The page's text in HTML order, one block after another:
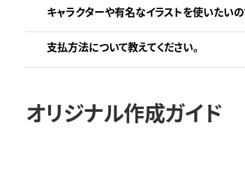
キャラクターや有名なイラストを使いたい
支払方法について教えてください。
オリジナル作成ガイド